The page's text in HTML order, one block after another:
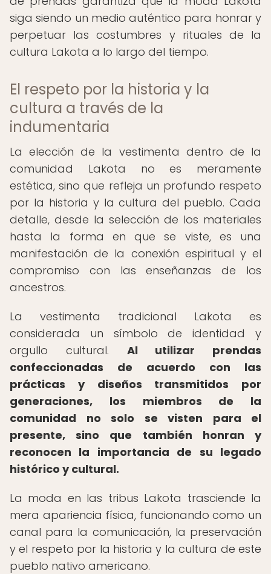
siga siendo un medio auténtico para honrar y
perpetuar las costumbres y rituales de la
cultura Lakota a lo largo del tiempo.
El respeto por la historia y la
cultura a través de la
indumentaria
La elección de la vestimenta dentro de la
comunidad Lakota no es meramente
estética, sino que refleja un profundo respeto
por la historia y la cultura del pueblo. Cada
detalle, desde la selección de los materiales
hasta la forma en que se viste, es una
manifestación de la conexión espiritual y el
compromiso con las enseñanzas de los
ancestros.
La vestimenta tradicional Lakota es
considerada un símbolo de identidad y
orgullo cultural. Al utilizar prendas
confeccionadas de acuerdo con las
prácticas y diseños transmitidos por
generaciones, los miembros de la
comunidad no solo se visten para el
presente, sino que también honran y
reconocen la importancia de su legado
histórico y cultural.
La moda en las tribus Lakota trasciende la
mera apariencia física, funcionando como un
canal para la comunicación, la preservación
y el respeto por la historia y la cultura de este
pueblo nativo americano.